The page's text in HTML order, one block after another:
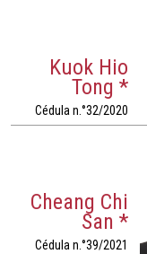
Kuok Hio
Tong *
Cédula n.°32/2020
Cheang Chi
San *
Cédula n.°39/2021